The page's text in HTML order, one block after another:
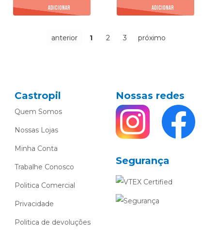
anterior 1 2 3 próximo
Castropil
Quem Somos
Nossas Lojas
Minha Conta
Trabalhe Conosco
Politica Comercial
Privacidade
Politica de devoluções
Nossas redes
Segurança